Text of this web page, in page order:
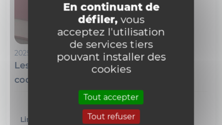
En continuant de
défiler,vous
acceptez l'utilisation
de services tiers
pouvant installer des
cookies
Tout accepter
Tout refuser
2025-09-02
Les sanctions dans les livres 5 et 6 du
code civil
Lire l'article